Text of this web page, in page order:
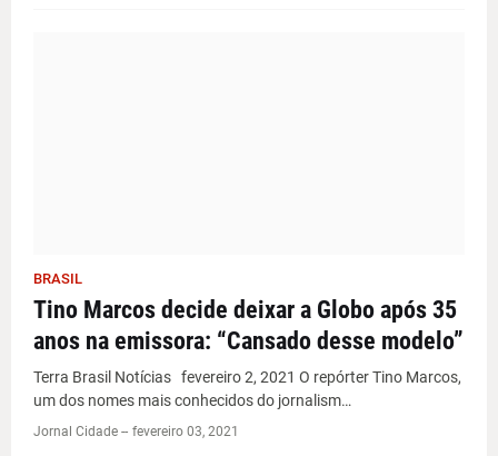
BRASIL
Tino Marcos decide deixar a Globo após 35
anos na emissora: “Cansado desse modelo”
Terra Brasil Notícias fevereiro 2, 2021 O repórter Tino Marcos,
um dos nomes mais conhecidos do jornalism…
Jornal Cidade -- fevereiro 03, 2021